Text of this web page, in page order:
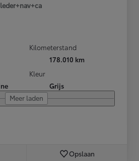
Kilometerstand
178.010 km
Kleur
Grijs
Meer laden
Opslaan